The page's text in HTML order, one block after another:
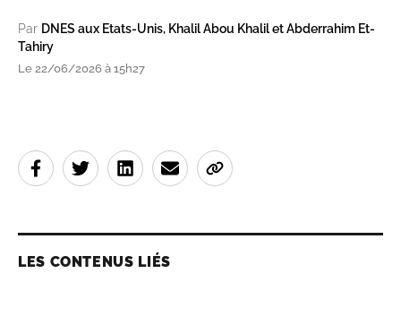
Par DNES aux Etats-Unis, Khalil Abou Khalil et Abderrahim Et-
Tahiry
Le 22/06/2026 à 15h27
LES CONTENUS LIÉS